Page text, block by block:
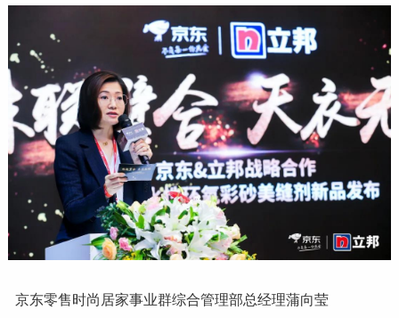
京东零售时尚居家事业群综合管理部总经理蒲向莹